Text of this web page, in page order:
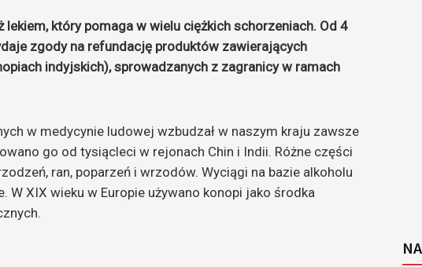
który pomaga w wielu ciężkich schorzeniach. Od 4
zgody na refundację produktów zawierających
indyjskich), sprowadzanych z zagranicy w ramach
w medycynie ludowej wzbudzał w naszym kraju zawsze
go od tysiącleci w rejonach Chin i Indii. Różne części
ran, poparzeń i wrzodów. Wyciągi na bazie alkoholu
XIX wieku w Europie używano konopi jako środka